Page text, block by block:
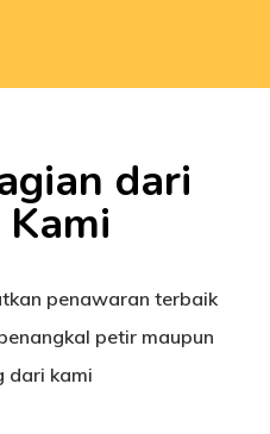
dari
penawaran terbaik
petir maupun
dari kami